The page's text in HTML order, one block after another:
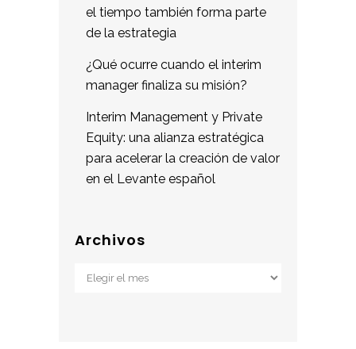
el tiempo también forma parte
de la estrategia
¿Qué ocurre cuando el interim
manager finaliza su misión?
Interim Management y Private
Equity: una alianza estratégica
para acelerar la creación de valor
en el Levante español
Archivos
Archivos